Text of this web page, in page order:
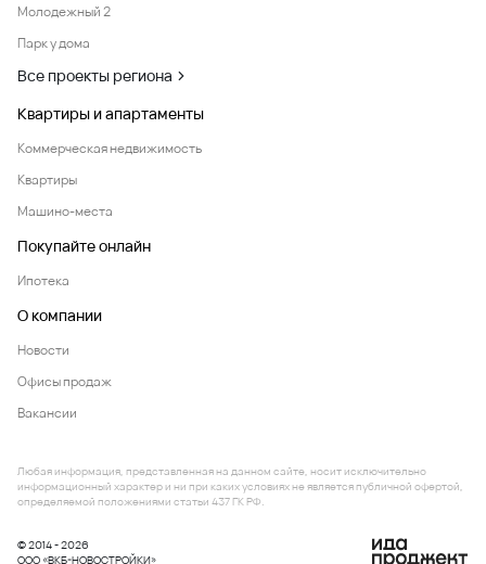
Молодежный 2
Парк у дома
Все проекты региона
Квартиры и апартаменты
Коммерческая недвижимость
Квартиры
Машино-места
Покупайте онлайн
Ипотека
О компании
Новости
Офисы продаж
Вакансии
© 2014 - 2026
ООО «ВКБ-НОВОСТРОЙКИ»
Любая информация, представленная на данном сайте, носит исключительно
информационный характер и ни при каких условиях не является публичной офертой,
определяемой положениями статьи 437 ГК РФ.